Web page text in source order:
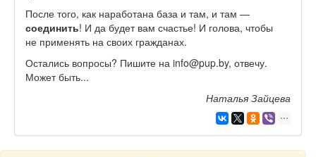
После того, как наработана база и там, и там —
соединить! И да будет вам счастье! И голова, чтобы
не применять на своих гражданах.
Остались вопросы? Пишите на info@pup.by, отвечу.
Может быть...
Наталья Зайцева